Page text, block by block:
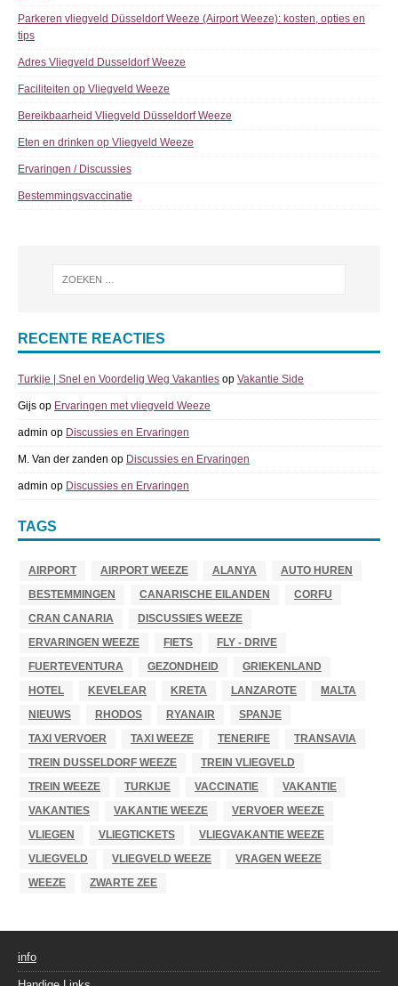
Parkeren vliegveld Düsseldorf Weeze (Airport Weeze): kosten, opties en
tips
Adres Vliegveld Dusseldorf Weeze
Faciliteiten op Vliegveld Weeze
Bereikbaarheid Vliegveld Düsseldorf Weeze
Eten en drinken op Vliegveld Weeze
Ervaringen / Discussies
Bestemmingsvaccinatie
RECENTE REACTIES
Turkije | Snel en Voordelig Weg Vakanties op Vakantie Side
Gijs op Ervaringen met vliegveld Weeze
admin op Discussies en Ervaringen
M. Van der zanden op Discussies en Ervaringen
admin op Discussies en Ervaringen
TAGS
AIRPORT AIRPORT WEEZE ALANYA
AUTO HUREN
BESTEMMINGEN
CANARISCHE EILANDEN
CORFU
CRAN CANARIA
DISCUSSIES WEEZE
ERVARINGEN WEEZE
FIETS
FLY - DRIVE
FUERTEVENTURA
GEZONDHEID
GRIEKENLAND
HOTEL
KEVELEAR KRETA LANZAROTE
MALTA
NIEUWS
RHODOS RYANAIR
SPANJE
TAXI VERVOER
TAXI WEEZE TENERIFE
TRANSAVIA
TREIN DUSSELDORF WEEZE
TREIN VLIEGVELD
TREIN WEEZE
TURKIJE VACCINATIE
VAKANTIE
VAKANTIES
VAKANTIE WEEZE
VERVOER WEEZE
VLIEGEN
VLIEGTICKETS
VLIEGVAKANTIE WEEZE
VLIEGVELD
VLIEGVELD WEEZE
VRAGEN WEEZE
WEEZE
ZWARTE ZEE
info